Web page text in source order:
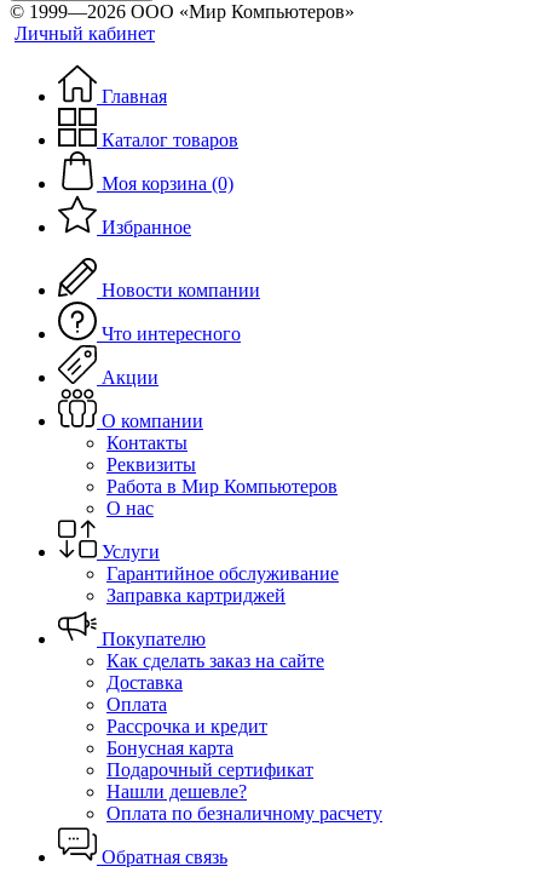
© 1999—2026 ООО «Мир Компьютеров»
Личный кабинет
Главная
Каталог товаров
Моя корзина (0)
Избранное
Новости компании
Что интересного
Акции
О компании
Контакты
Реквизиты
Работа в Мир Компьютеров
О нас
Услуги
Гарантийное обслуживание
Заправка картриджей
Покупателю
Как сделать заказ на сайте
Доставка
Оплата
Рассрочка и кредит
Бонусная карта
Подарочный сертификат
Нашли дешевле?
Оплата по безналичному расчету
Обратная связь